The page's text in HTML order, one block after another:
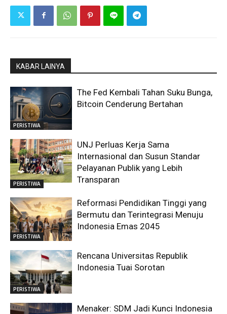
KABAR LAINYA
PERISTIWA
The Fed Kembali Tahan Suku Bunga,
Bitcoin Cenderung Bertahan
PERISTIWA
UNJ Perluas Kerja Sama
Internasional dan Susun Standar
Pelayanan Publik yang Lebih
Transparan
PERISTIWA
Reformasi Pendidikan Tinggi yang
Bermutu dan Terintegrasi Menuju
Indonesia Emas 2045
PERISTIWA
Rencana Universitas Republik
Indonesia Tuai Sorotan
Menaker: SDM Jadi Kunci Indonesia